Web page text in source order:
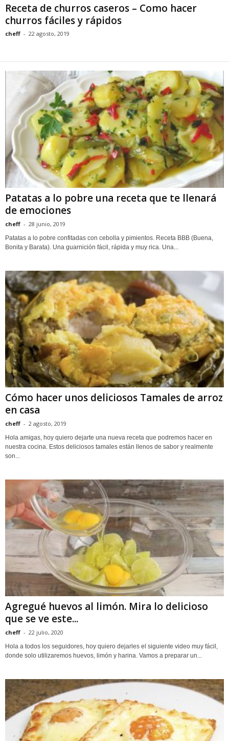
Receta de churros caseros – Como hacer
churros fáciles y rápidos
cheff - 22 agosto, 2019
Patatas a lo pobre una receta que te llenará
de emociones
cheff - 28 junio, 2019
Patatas a lo pobre confitadas con cebolla y pimientos. Receta BBB (Buena,
Bonita y Barata). Una guarnición fácil, rápida y muy rica. Una...
Cómo hacer unos deliciosos Tamales de arroz
en casa
cheff - 2 agosto, 2019
Hola amigas, hoy quiero dejarte una nueva receta que podremos hacer en
nuestra cocina. Estos deliciosos tamales están llenos de sabor y realmente
son...
Agregué huevos al limón. Mira lo delicioso
que se ve este...
cheff - 22 julio, 2020
Hola a todos los seguidores, hoy quiero dejarles el siguiente video muy fácil,
donde solo utilizaremos huevos, limón y harina. Vamos a preparar un...